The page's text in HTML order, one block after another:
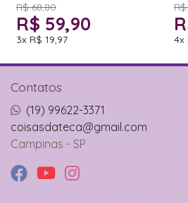
R$ 68,80
R$ 59,90
3x R$ 19,97 4x
Contatos
(19) 99622-3371
coisasdateca@gmail.com
Campinas - SP